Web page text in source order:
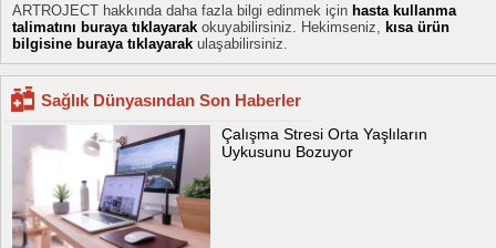
ARTROJECT hakkında daha fazla bilgi edinmek için hasta kullanma
talimatını buraya tıklayarak okuyabilirsiniz. Hekimseniz,
kısa ürün
bilgisine buraya tıklayarak ulaşabilirsiniz.
Sağlık Dünyasından Son Haberler
Çalışma Stresi Orta Yaşlıların
Uykusunu Bozuyor